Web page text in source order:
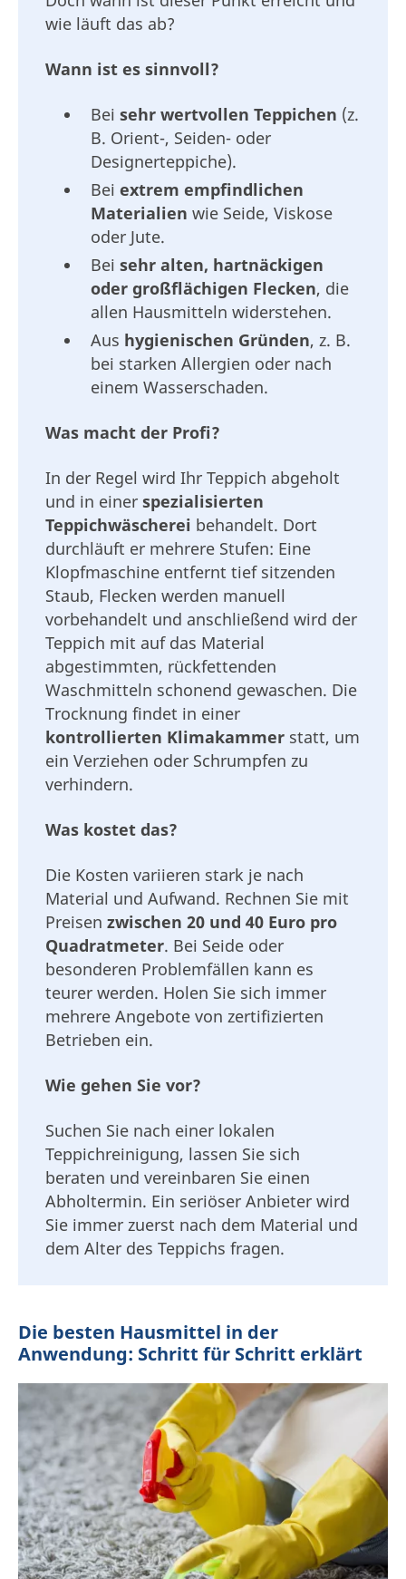
wie läuft das ab?
Wann ist es sinnvoll?
Bei sehr wertvollen Teppichen (z.
B. Orient-, Seiden- oder
Designerteppiche).
Bei extrem empfindlichen
Materialien wie Seide, Viskose
oder Jute.
Bei sehr alten, hartnäckigen
oder großflächigen Flecken, die
allen Hausmitteln widerstehen.
Aus hygienischen Gründen, z. B.
bei starken Allergien oder nach
einem Wasserschaden.
Was macht der Profi?
In der Regel wird Ihr Teppich abgeholt
und in einer spezialisierten
Teppichwäscherei behandelt. Dort
durchläuft er mehrere Stufen: Eine
Klopfmaschine entfernt tief sitzenden
Staub, Flecken werden manuell
vorbehandelt und anschließend wird der
Teppich mit auf das Material
abgestimmten, rückfettenden
Waschmitteln schonend gewaschen. Die
Trocknung findet in einer
kontrollierten Klimakammer statt, um
ein Verziehen oder Schrumpfen zu
verhindern.
Was kostet das?
Die Kosten variieren stark je nach
Material und Aufwand. Rechnen Sie mit
Preisen zwischen 20 und 40 Euro pro
Quadratmeter. Bei Seide oder
besonderen Problemfällen kann es
teurer werden. Holen Sie sich immer
mehrere Angebote von zertifizierten
Betrieben ein.
Wie gehen Sie vor?
Suchen Sie nach einer lokalen
Teppichreinigung, lassen Sie sich
beraten und vereinbaren Sie einen
Abholtermin. Ein seriöser Anbieter wird
Sie immer zuerst nach dem Material und
dem Alter des Teppichs fragen.
Die besten Hausmittel in der
Anwendung: Schritt für Schritt erklärt